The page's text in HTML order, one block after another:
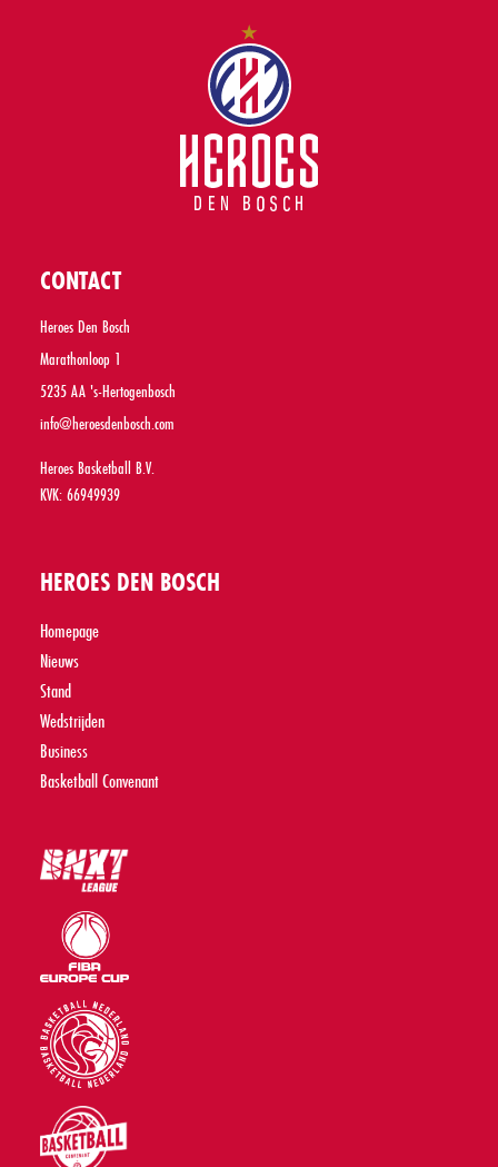
CONTACT
Heroes Den Bosch
Marathonloop 1
5235 AA 's-Hertogenbosch
info@heroesdenbosch.com
Heroes Basketball B.V.
KVK: 66949939
HEROES DEN BOSCH
Homepage
Nieuws
Stand
Wedstrijden
Business
Basketball Convenant